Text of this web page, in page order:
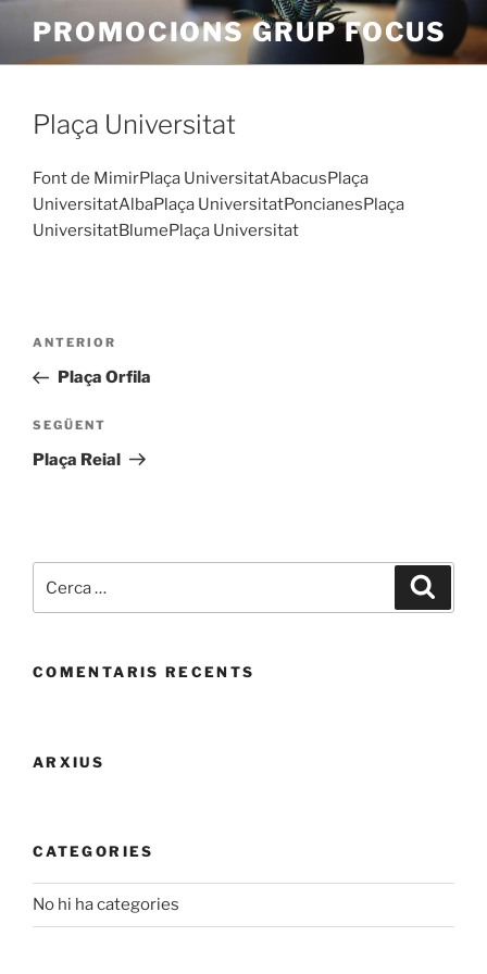
contingut
PROMOCIONS GRUP FOCUS
Plaça Universitat
Font de MimirPlaça UniversitatAbacusPlaça
UniversitatAlbaPlaça UniversitatPoncianesPlaça
UniversitatBlumePlaça Universitat
Navegació
Entrada
anterior
ANTERIOR
Plaça Orfila
Entrada
següent
SEGÜENT
Plaça Reial
COMENTARIS RECENTS
ARXIUS
CATEGORIES
No hi ha categories